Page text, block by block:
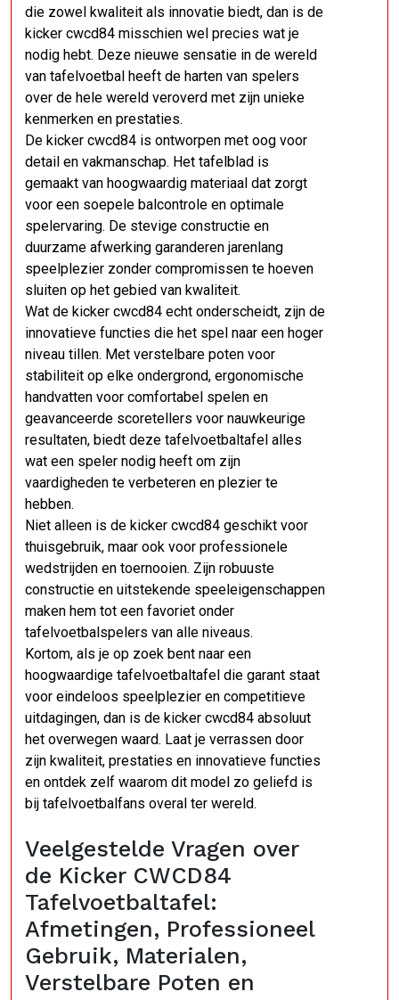
die zowel kwaliteit als innovatie biedt, dan is de
kicker cwcd84 misschien wel precies wat je
nodig hebt. Deze nieuwe sensatie in de wereld
van tafelvoetbal heeft de harten van spelers
over de hele wereld veroverd met zijn unieke
kenmerken en prestaties.
De kicker cwcd84 is ontworpen met oog voor
detail en vakmanschap. Het tafelblad is
gemaakt van hoogwaardig materiaal dat zorgt
voor een soepele balcontrole en optimale
spelervaring. De stevige constructie en
duurzame afwerking garanderen jarenlang
speelplezier zonder compromissen te hoeven
sluiten op het gebied van kwaliteit.
Wat de kicker cwcd84 echt onderscheidt, zijn de
innovatieve functies die het spel naar een hoger
niveau tillen. Met verstelbare poten voor
stabiliteit op elke ondergrond, ergonomische
handvatten voor comfortabel spelen en
geavanceerde scoretellers voor nauwkeurige
resultaten, biedt deze tafelvoetbaltafel alles
wat een speler nodig heeft om zijn
vaardigheden te verbeteren en plezier te
hebben.
Niet alleen is de kicker cwcd84 geschikt voor
thuisgebruik, maar ook voor professionele
wedstrijden en toernooien. Zijn robuuste
constructie en uitstekende speeleigenschappen
maken hem tot een favoriet onder
tafelvoetbalspelers van alle niveaus.
Kortom, als je op zoek bent naar een
hoogwaardige tafelvoetbaltafel die garant staat
voor eindeloos speelplezier en competitieve
uitdagingen, dan is de kicker cwcd84 absoluut
het overwegen waard. Laat je verrassen door
zijn kwaliteit, prestaties en innovatieve functies
en ontdek zelf waarom dit model zo geliefd is
bij tafelvoetbalfans overal ter wereld.
Veelgestelde Vragen over
de Kicker CWCD84
Tafelvoetbaltafel:
Afmetingen, Professioneel
Gebruik, Materialen,
Verstelbare Poten en